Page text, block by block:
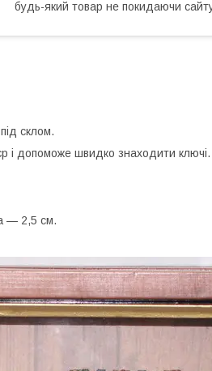
будь-який товар не покидаючи
склом.
і допоможе швидко знаходити ключі.
— 2,5 см.